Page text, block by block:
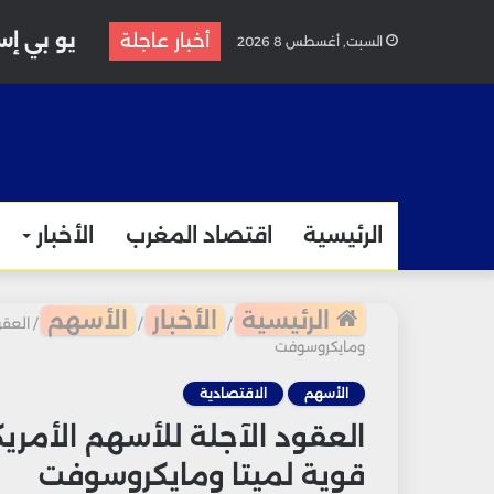
السبت, أغسطس 8 2026 أخبار عاجلة
الرئيسية اقتصاد المغرب الأخبار
الرئيسية / الأخبار / الأسهم /
ومايكروسوفت
الأسهم الاقتصادية
العقود الآجلة للأسهم
قوية لميتا ومايكروسوفت